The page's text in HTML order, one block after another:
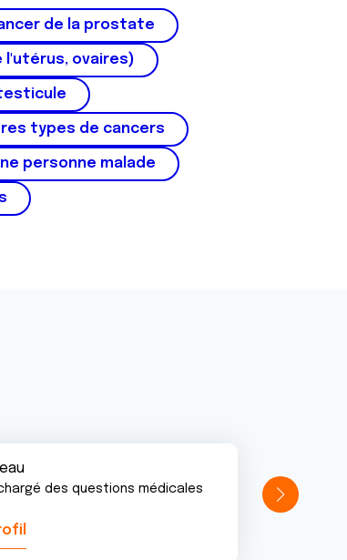
de la prostate
l'utérus, ovaires)
types de cancers
personne malade
des questions médicales